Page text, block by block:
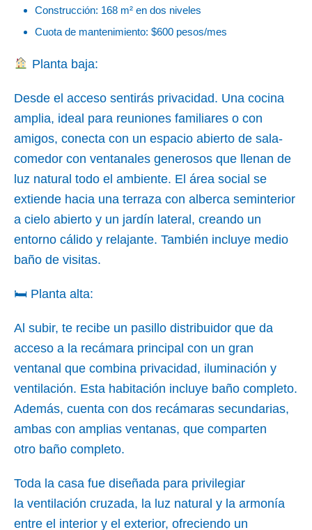
Construcción: 168 m² en dos niveles
Cuota de mantenimiento: $600 pesos/mes
Planta baja:
Desde el acceso sentirás privacidad. Una cocina
amplia, ideal para reuniones familiares o con
amigos, conecta con un espacio abierto de sala-
comedor con ventanales generosos que llenan de
luz natural todo el ambiente. El área social se
extiende hacia una terraza con alberca seminterior
a cielo abierto y un jardín lateral, creando un
entorno cálido y relajante. También incluye medio
baño de visitas.
🛏 Planta alta:
Al subir, te recibe un pasillo distribuidor que da
acceso a la recámara principal con un gran
ventanal que combina privacidad, iluminación y
ventilación. Esta habitación incluye baño completo.
Además, cuenta con dos recámaras secundarias,
ambas con amplias ventanas, que comparten
otro baño completo.
Toda la casa fue diseñada para privilegiar
la ventilación cruzada, la luz natural y la armonía
entre el interior y el exterior, ofreciendo un